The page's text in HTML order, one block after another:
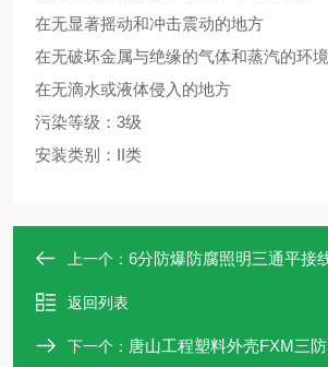
在无显著摇动和冲击震动的地方
在无破坏金属与绝缘的气体和蒸汽的环
在无滴水或液体侵入的地方
污染等级：3级
安装类别：II类
上一个： 6分防爆防腐照明三通平接
返回列表
下一个： 唐山工程塑料外壳FXM三